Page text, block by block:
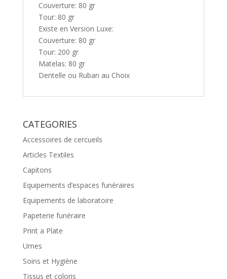
Couverture: 80 gr
Tour: 80 gr
Existe en Version Luxe:
Couverture: 80 gr
Tour: 200 gr
Matelas: 80 gr
Dentelle ou Ruban au Choix
CATEGORIES
Accessoires de cercueils
Articles Textiles
Capitons
Equipements d’espaces funéraires
Equipements de laboratoire
Papeterie funéraire
Print a Plate
Urnes
Soins et Hygiène
Tissus et coloris